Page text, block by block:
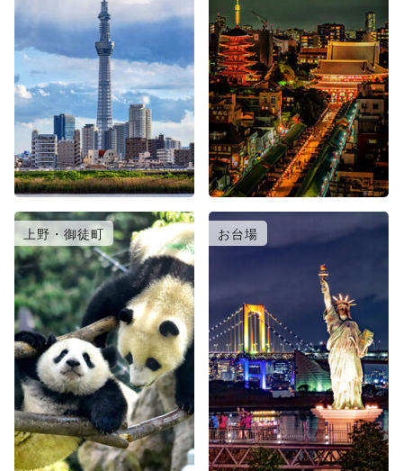
上野・御徒町 お台場